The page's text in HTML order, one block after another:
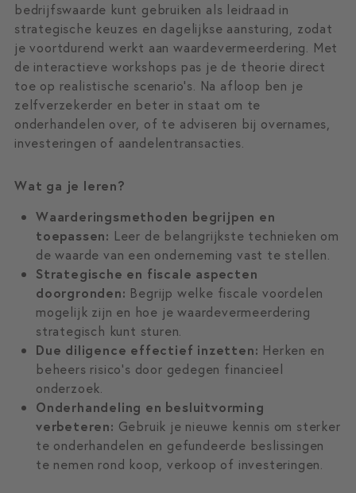
bedrijfswaarde kunt gebruiken als leidraad in
strategische keuzes en dagelijkse aansturing, zodat
je voortdurend werkt aan waardevermeerdering. Met
de interactieve workshops pas je de theorie direct
toe op realistische scenario’s. Na afloop ben je
zelfverzekerder en beter in staat om te
onderhandelen over, of te adviseren bij overnames,
investeringen of aandelentransacties.
Wat ga je leren?
Waarderingsmethoden begrijpen en
toepassen: Leer de belangrijkste technieken om
de waarde van een onderneming vast te stellen.
Strategische en fiscale aspecten
doorgronden: Begrijp welke fiscale voordelen
mogelijk zijn en hoe je waardevermeerdering
strategisch kunt sturen.
Due diligence effectief inzetten: Herken en
beheers risico’s door gedegen financieel
onderzoek.
Onderhandeling en besluitvorming
verbeteren: Gebruik je nieuwe kennis om sterker
te onderhandelen en gefundeerde beslissingen
te nemen rond koop, verkoop of investeringen.